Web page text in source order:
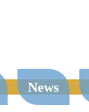
News